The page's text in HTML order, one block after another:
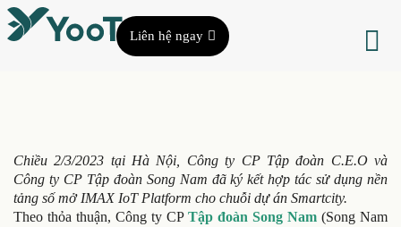
Liên hệ ngay
Chiều 2/3/2023 tại Hà Nội, Công ty CP Tập đoàn C.E.O và
Công ty CP Tập đoàn Song Nam đã ký kết hợp tác sử dụng nền
tảng số mở IMAX IoT Platform cho chuỗi dự án Smartcity.
Theo thỏa thuận, Công ty CP Tập đoàn Song Nam (Song Nam